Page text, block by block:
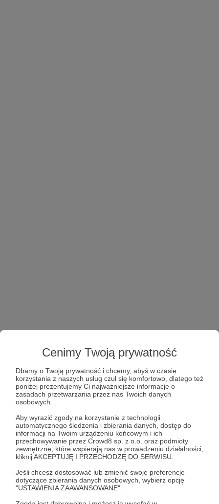
Cenimy Twoją prywatność
Dbamy o Twoją prywatność i chcemy, abyś w czasie
korzystania z naszych usług czuł się komfortowo, dlatego też
poniżej prezentujemy Ci najważniejsze informacje o
zasadach przetwarzania przez nas Twoich danych
osobowych.
Aby wyrazić zgody na korzystanie z technologii
automatycznego śledzenia i zbierania danych, dostęp do
informacji na Twoim urządzeniu końcowym i ich
przechowywanie przez Crowd8 sp. z o.o. oraz podmioty
zewnętrzne, które wspierają nas w prowadzeniu działalności,
kliknij AKCEPTUJĘ I PRZECHODZĘ DO SERWISU.
Jeśli chcesz dostosować lub zmienić swoje preferencje
dotyczące zbierania danych osobowych, wybierz opcję
"USTAWIENIA ZAAWANSOWANE".